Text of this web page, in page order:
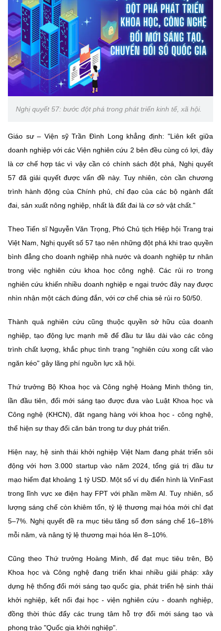
Nghị quyết 57: bước đột phá trong phát triển kinh tế, xã hội.
Giáo sư – Viện sỹ Trần Đình Long khẳng định: "Liên kết giữa
doanh nghiệp với các Viện nghiên cứu 2 bên đều cùng có lợi, đây
là cơ chế hợp tác vì vậy cần có chính sách đột phá, Nghị quyết
57 đã giải quyết được vấn đề này. Tuy nhiên, còn cần chương
trình hành động của Chính phủ, chỉ đạo của các bộ ngành đất
đai, sản xuất nông nghiệp, nhất là đất đai là cơ sở vật chất."
Theo Tiến sĩ Nguyễn Văn Trọng, Phó Chủ tịch Hiệp hội Trang trại
Việt Nam, Nghị quyết số 57 tạo nên những đột phá khi trao quyền
bình đẳng cho doanh nghiệp nhà nước và doanh nghiệp tư nhân
trong việc nghiên cứu khoa học công nghệ. Các rủi ro trong
nghiên cứu khiến nhiều doanh nghiệp e ngại trước đây nay được
nhìn nhận một cách đúng đắn, với cơ chế chia sẻ rủi ro 50/50.
Thành quả nghiên cứu cũng thuộc quyền sở hữu của doanh
nghiệp, tạo động lực mạnh mẽ để đầu tư lâu dài vào các công
trình chất lượng, khắc phục tình trạng "nghiên cứu xong cất vào
ngăn kéo" gây lãng phí nguồn lực xã hội.
Thứ trưởng Bộ Khoa học và Công nghệ Hoàng Minh thông tin,
lần đầu tiên, đổi mới sáng tạo được đưa vào Luật Khoa học và
Công nghệ (KHCN), đặt ngang hàng với khoa học - công nghệ,
thể hiện sự thay đổi căn bản trong tư duy phát triển.
Hiện nay, hệ sinh thái khởi nghiệp Việt Nam đang phát triển sôi
động với hơn 3.000 startup vào năm 2024, tổng giá trị đầu tư
mạo hiểm đạt khoảng 1 tỷ USD. Một số ví dụ điển hình là VinFast
trong lĩnh vực xe điện hay FPT với phần mềm AI. Tuy nhiên, số
lượng sáng chế còn khiêm tốn, tỷ lệ thương mại hóa mới chỉ đạt
5–7%. Nghị quyết đề ra mục tiêu tăng số đơn sáng chế 16–18%
mỗi năm, và nâng tỷ lệ thương mại hóa lên 8–10%.
Cũng theo Thứ trưởng Hoàng Minh, để đạt mục tiêu trên, Bộ
Khoa học và Công nghệ đang triển khai nhiều giải pháp: xây
dựng hệ thống đổi mới sáng tạo quốc gia, phát triển hệ sinh thái
khởi nghiệp, kết nối đại học - viện nghiên cứu - doanh nghiệp,
đồng thời thúc đẩy các trung tâm hỗ trợ đổi mới sáng tạo và
phong trào "Quốc gia khởi nghiệp".